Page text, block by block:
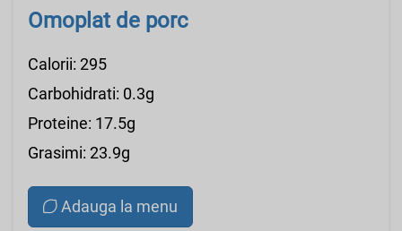
Omoplat de porc
Calorii: 295
Carbohidrati: 0.3g
Proteine: 17.5g
Grasimi: 23.9g
Adauga la menu